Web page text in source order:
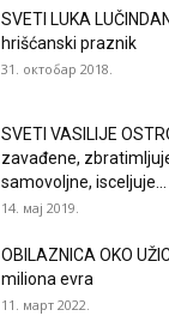
SVETI LUKA
hrišćanski praznik
31. октобар 2018.
SVETI VASILIJE
zavađene,
samovoljne, isceljuje...
14. мај 2019.
OBILAZNICA OKO
miliona evra
11. март 2022.